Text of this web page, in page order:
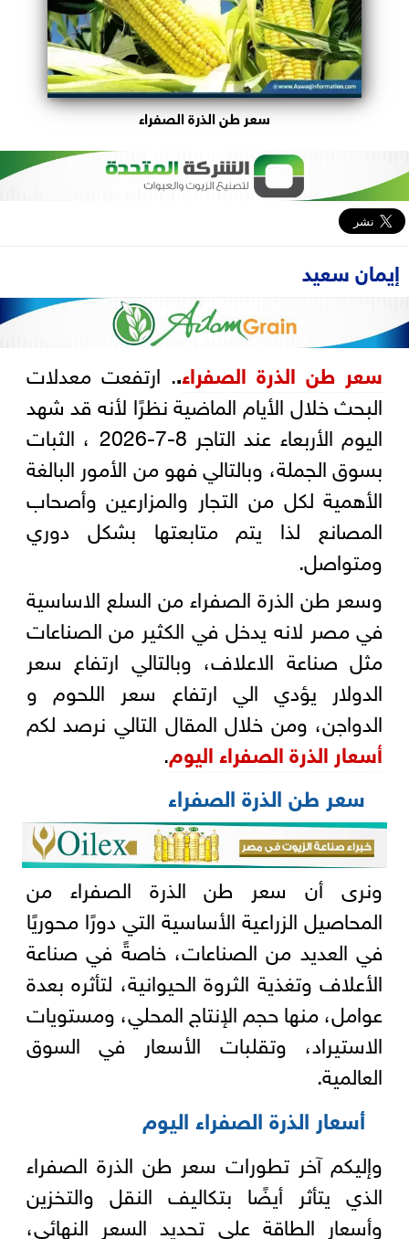
سعر طن الذرة الصفراء
إيمان سعيد
سعر طن الذرة الصفراء.. ارتفعت معدلات
البحث خلال الأيام الماضية نظرًا لأنه قد شهد
اليوم الأربعاء عند التاجر 8-7-2026 ، الثبات
بسوق الجملة، وبالتالي فهو من الأمور البالغة
الأهمية لكل من التجار والمزارعين وأصحاب
المصانع لذا يتم متابعتها بشكل دوري
ومتواصل.
وسعر طن الذرة الصفراء من السلع الاساسية
في مصر لانه يدخل في الكثير من الصناعات
مثل صناعة الاعلاف، وبالتالي ارتفاع سعر
الدولار يؤدي الي ارتفاع سعر اللحوم و
الدواجن، ومن خلال المقال التالي نرصد لكم
أسعار الذرة الصفراء اليوم.
سعر طن الذرة الصفراء
ونرى أن سعر طن الذرة الصفراء من
المحاصيل الزراعية الأساسية التي دورًا محوريًا
في العديد من الصناعات، خاصةً في صناعة
الأعلاف وتغذية الثروة الحيوانية، لتأثره بعدة
عوامل، منها حجم الإنتاج المحلي، ومستويات
الاستيراد، وتقلبات الأسعار في السوق
العالمية.
أسعار الذرة الصفراء اليوم
وإليكم آخر تطورات سعر طن الذرة الصفراء
الذي يتأثر أيضًا بتكاليف النقل والتخزين
وأسعار الطاقة على تحديد السعر النهائي،